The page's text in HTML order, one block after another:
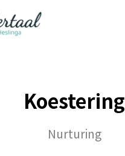
Koestering
Nurturing